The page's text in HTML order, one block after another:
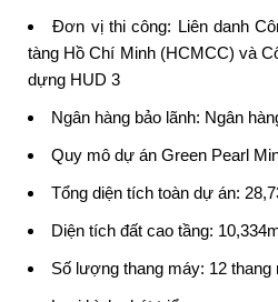
Đơn vị thi công: Liên danh
tàng Hồ Chí Minh (HCMCC) và
dựng HUD 3
Ngân hàng bảo lãnh: Ngân
Quy mô dự án Green Pearl
Tổng diện tích toàn dự án:
Diện tích đất cao tầng:
Số lượng thang máy: 12 thang